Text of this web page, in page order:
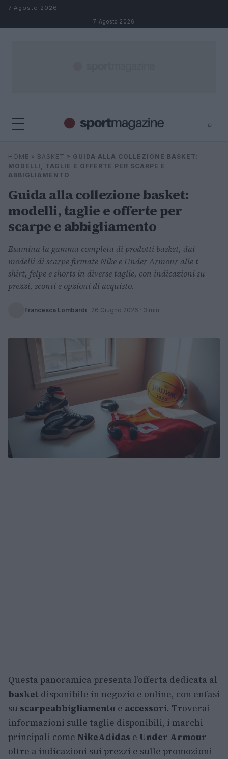
Salta al contenuto
7 Agosto 2026
7 Agosto 2026
⌕
Cerca
⌕
HOME » BASKET » GUIDA ALLA COLLEZIONE BASKET:
MODELLI, TAGLIE E OFFERTE PER SCARPE E
ABBIGLIAMENTO
Guida alla collezione basket:
modelli, taglie e offerte per
scarpe e abbigliamento
Esamina la gamma completa di prodotti basket, dai
modelli di scarpe firmate Nike e Under Armour alle t-
shirt, felpe e shorts in diverse taglie, con indicazioni su
prezzi, sconti e opzioni di acquisto.
Francesca Lombardi · 26 Giugno 2026 · 3 min
Questa panoramica presenta l’offerta dedicata al
basket disponibile in negozio e online, con enfasi
su scarpeabbigliamento e accessori. Troverai
informazioni sulle taglie disponibili, i marchi
principali come NikeAdidas e Under Armour
oltre a indicazioni sui prezzi e sulle promozioni